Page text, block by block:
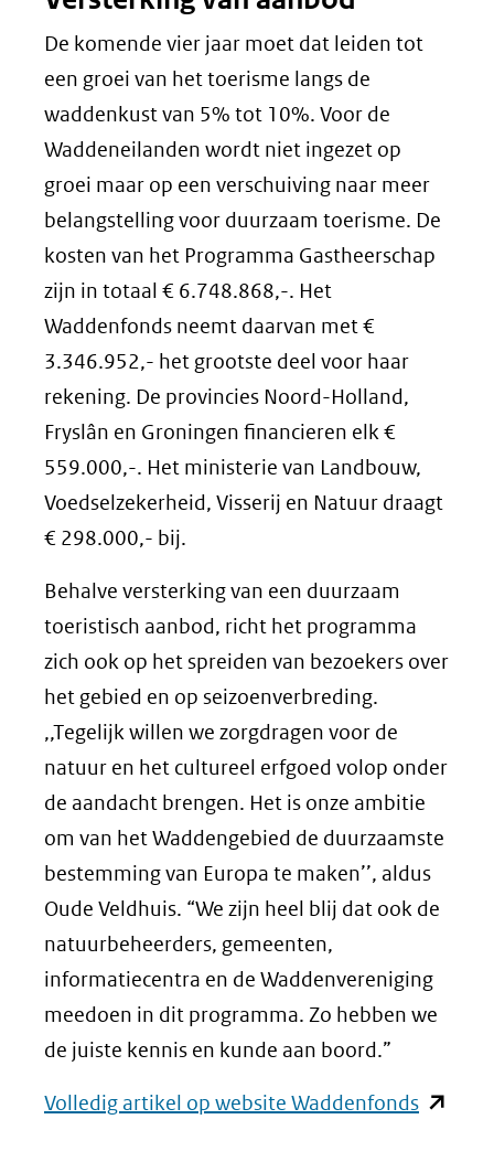
De komende vier jaar moet dat leiden tot
een groei van het toerisme langs de
waddenkust van 5% tot 10%. Voor de
Waddeneilanden wordt niet ingezet op
groei maar op een verschuiving naar meer
belangstelling voor duurzaam toerisme. De
kosten van het Programma Gastheerschap
zijn in totaal € 6.748.868,-. Het
Waddenfonds neemt daarvan met €
3.346.952,- het grootste deel voor haar
rekening. De provincies Noord-Holland,
Fryslân en Groningen financieren elk €
559.000,-. Het ministerie van Landbouw,
Voedselzekerheid, Visserij en Natuur draagt
€ 298.000,- bij.
Behalve versterking van een duurzaam
toeristisch aanbod, richt het programma
zich ook op het spreiden van bezoekers over
het gebied en op seizoenverbreding.
,,Tegelijk willen we zorgdragen voor de
natuur en het cultureel erfgoed volop onder
de aandacht brengen. Het is onze ambitie
om van het Waddengebied de duurzaamste
bestemming van Europa te maken’’, aldus
Oude Veldhuis. “We zijn heel blij dat ook de
natuurbeheerders, gemeenten,
informatiecentra en de Waddenvereniging
meedoen in dit programma. Zo hebben we
de juiste kennis en kunde aan boord.”
Volledig artikel op website Waddenfonds(opent